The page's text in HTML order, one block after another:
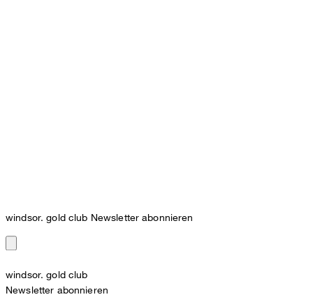
windsor. gold club Newsletter abonnieren
windsor. gold club
Newsletter abonnieren